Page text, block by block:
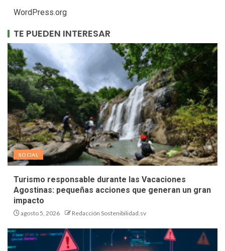
WordPress.org
TE PUEDEN INTERESAR
SOCIAL
Turismo responsable durante las Vacaciones
Agostinas: pequeñas acciones que generan un gran
impacto
agosto 5, 2026 Redacción Sostenibilidad.sv